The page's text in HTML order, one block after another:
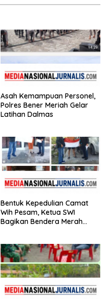
Asah Kemampuan Personel,
Polres Bener Meriah Gelar
Latihan Dalmas
Bentuk Kepedulian Camat
Wih Pesam, Ketua SWI
Bagikan Bendera Merah